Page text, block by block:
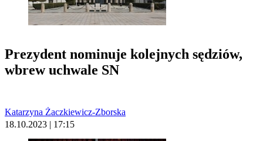
Prezydent nominuje kolejnych sędziów,
wbrew uchwale SN
Katarzyna Żaczkiewicz-Zborska
18.10.2023 | 17:15